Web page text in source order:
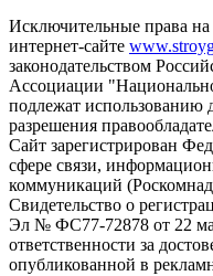
Исключительные права
интернет-сайте
законодательством
Ассоциации
подлежат использованию
разрешения
Сайт зарегистрирован
сфере связи,
коммуникаций
Свидетельство о
Эл № ФС77-72878 от 22
ответственности за
опубликованной в